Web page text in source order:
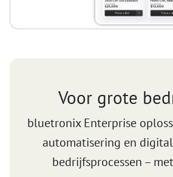
Voor grote
bluetronix Enterprise
automatisering en
bedrijfsprocessen –